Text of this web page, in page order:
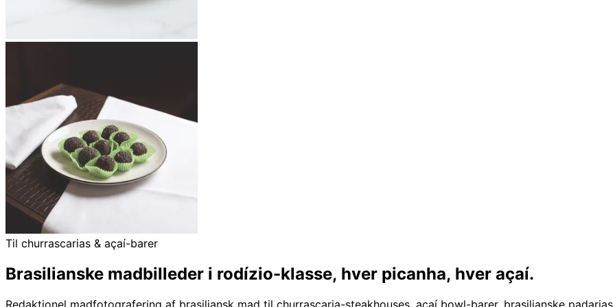
Til churrascarias & açaí-barer
Brasilianske madbilleder i rodízio-klasse, hver picanha, hver açaí.
Redaktionel madfotografering af brasiliansk mad til churrascaria-steakhouses, açaí bowl-barer, brasilianske